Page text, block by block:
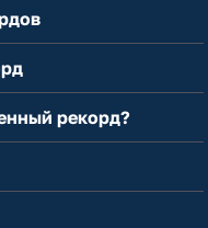
рекорд?